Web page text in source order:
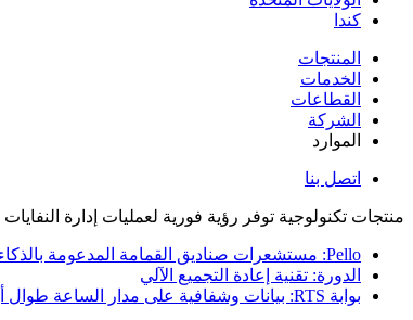
كندا
المنتجات
الخدمات
القطاعات
الشركة
الموارد
اتصل بنا
منتجات تكنولوجية توفر رؤية فورية لعمليات إدارة النفايات
Pello: مستشعرات صناديق القمامة المدعومة بالذكاء الاصطناعي
الدورة: تقنية إعادة التجميع الآلي
بوابة RTS: بيانات وشفافية على مدار الساعة طوال أيام الأسبوع